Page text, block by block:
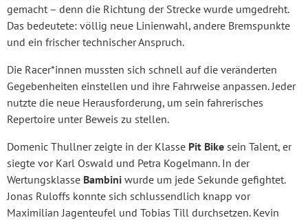
gemacht – denn die Richtung der Strecke wurde umgedreht.
Das bedeutete: völlig neue Linienwahl, andere Bremspunkte
und ein frischer technischer Anspruch.
Die Racer*innen mussten sich schnell auf die veränderten
Gegebenheiten einstellen und ihre Fahrweise anpassen. Jeder
nutzte die neue Herausforderung, um sein fahrerisches
Repertoire unter Beweis zu stellen.
Domenic Thullner zeigte in der Klasse Pit Bike sein Talent, er
siegte vor Karl Oswald und Petra Kogelmann. In der
Wertungsklasse Bambini wurde um jede Sekunde gefightet.
Jonas Ruloffs konnte sich schlussendlich knapp vor
Maximilian Jagenteufel und Tobias Till durchsetzen. Kevin